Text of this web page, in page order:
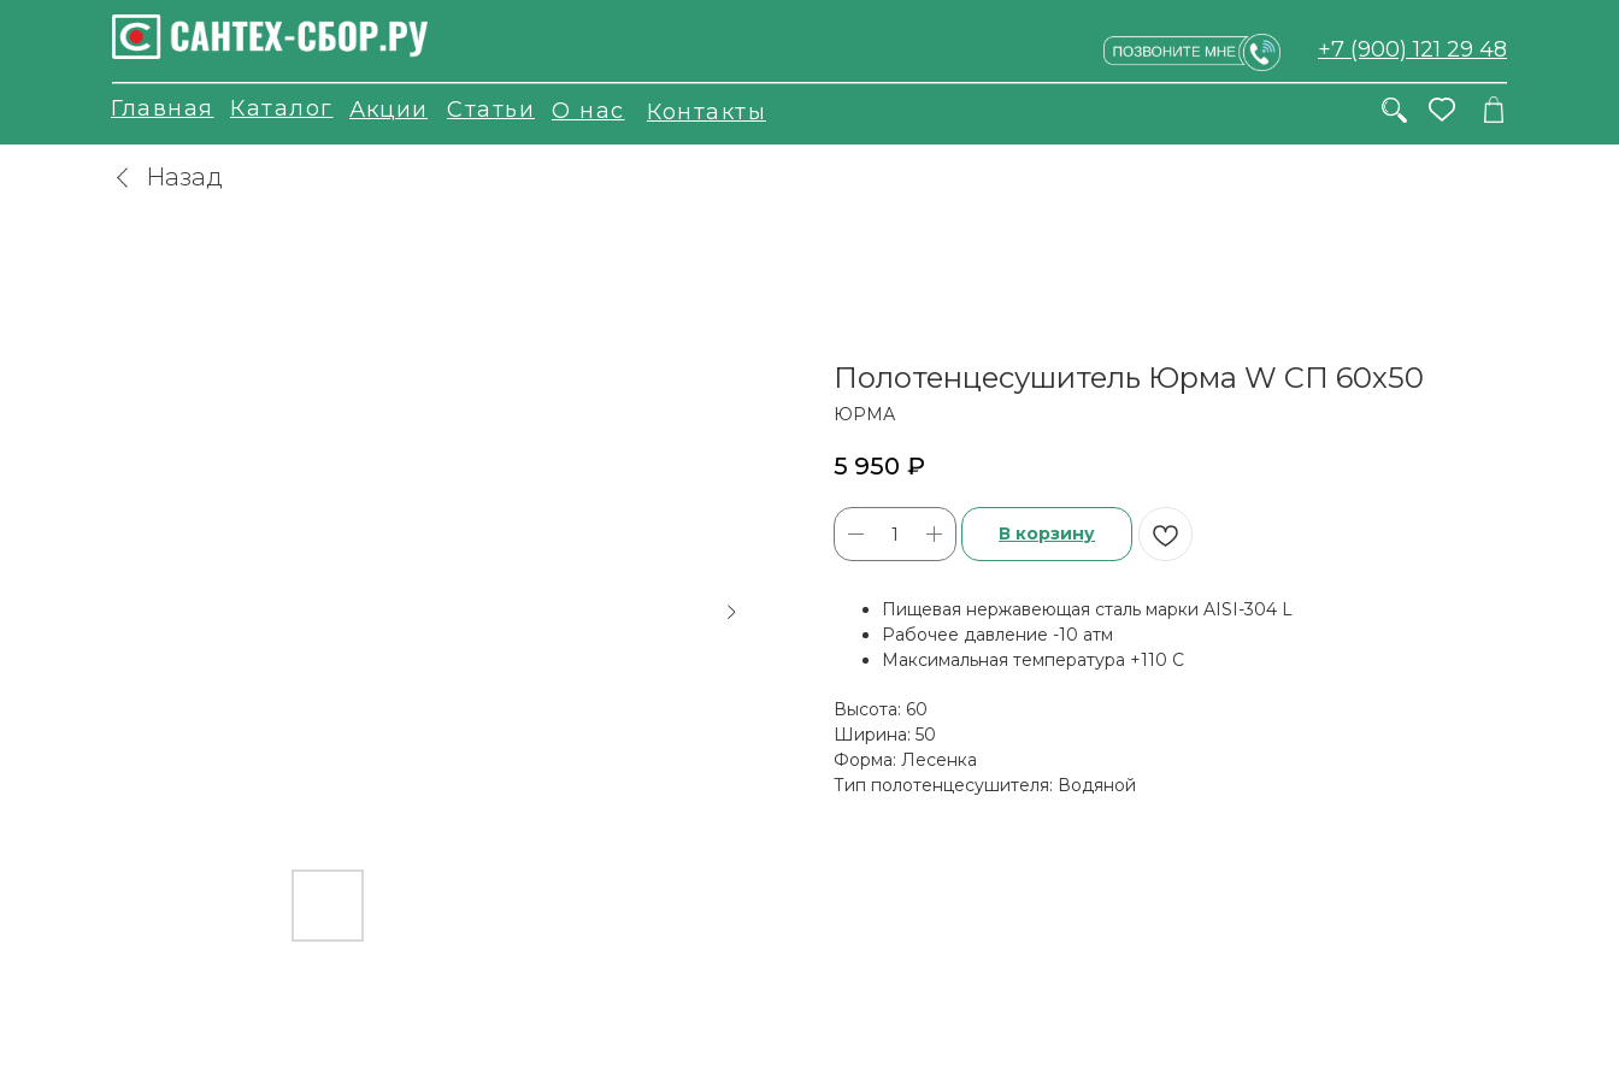
+7 (900) 121 29 48
Каталог Акции О нас Контакты
Статьи
Главная
Назад
Полотенцесушитель Юрма W СП 60х50
ЮРМА
5 950 ₽
В корзину
Пищевая нержавеющая сталь марки AISI-304 L
Рабочее давление -10 атм
Максимальная температура +110 С
Высота: 60
Ширина: 50
Форма: Лесенка
Тип полотенцесушителя: Водяной